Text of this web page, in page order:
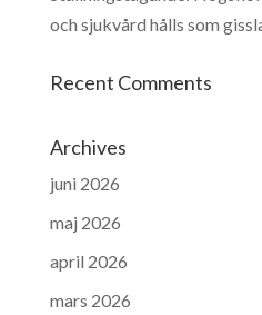
och sjukvård hålls som
Recent Comments
Archives
juni 2026
maj 2026
april 2026
mars 2026